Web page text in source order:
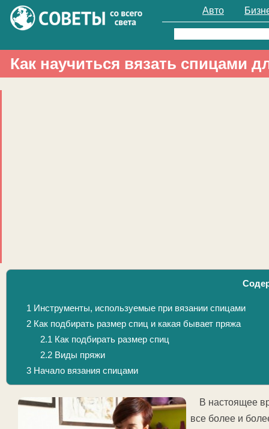
Авто
Найти:
Как научиться вязать спицами
1 Инструменты, используемые при вязании спицами
2Как подбирать размер спиц и какая бывает пряжа
2.1 Как подбирать размер спиц
2.2Виды пряжи
3Начало вязания спицами
В настоящее
все более и